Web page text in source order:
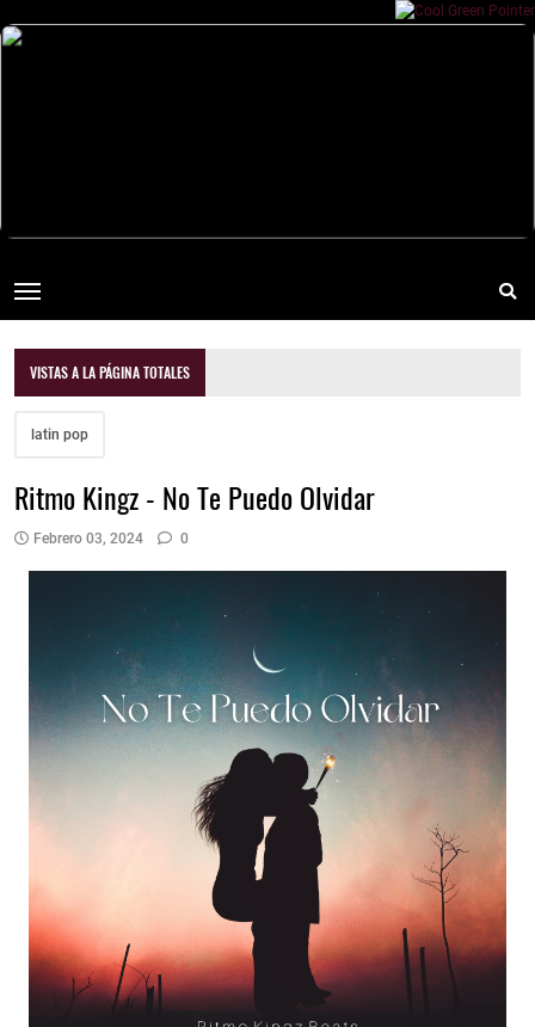
VISTAS A LA PÁGINA TOTALES
latin pop
Ritmo Kingz - No Te Puedo Olvidar
Febrero 03, 2024 0